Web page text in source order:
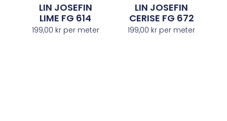
LIN JOSEFIN
LIME FG 614
199,00 krper meter
LIN JOSEFIN
CERISE FG 672
199,00 kr per meter